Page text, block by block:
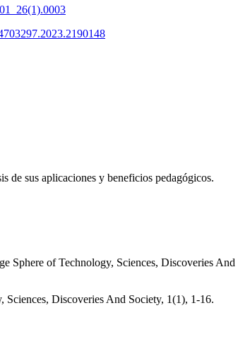
de sus aplicaciones y beneficios pedagógicos.
Sphere of Technology, Sciences, Discoveries And
Sciences, Discoveries And Society, 1(1), 1-16.